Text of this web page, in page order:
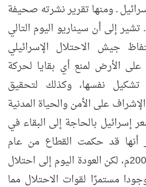
ـ ومنها تقرير نشرته صحيفة
تشير إلى أن سيناريو اليوم التالي
جيش الاحتلال الإسرائيلي
الأرض لمنع أي بقايا لحركة
نفسها، وكذلك لتحقيق
على الأمن والحياة المدنية
إسرائيل بالحاجة إلى البقاء في
أنها قد حكمت القطاع من عام
1967م حتى عام 2005م، لكن العودة اليوم إلى احتلال
مستمرًا لقوات الاحتلال مما